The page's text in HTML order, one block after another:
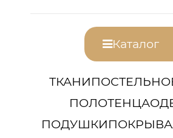
Каталог
ТКАНИ
ПОЛОТЕНЦА
ПОДУШКИ